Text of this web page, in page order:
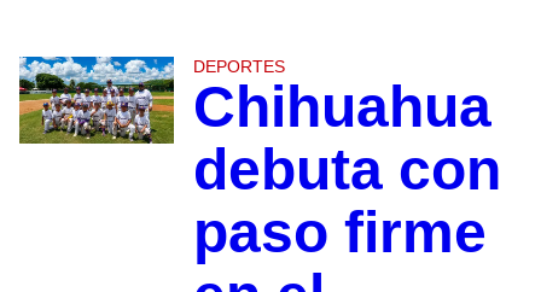
DEPORTES
Chihuahua
debuta con
paso firme